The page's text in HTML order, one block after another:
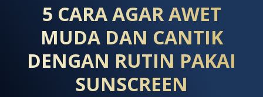
5 CARA AGAR AWET
MUDA DAN CANTIK
DENGAN RUTIN PAKAI
SUNSCREEN